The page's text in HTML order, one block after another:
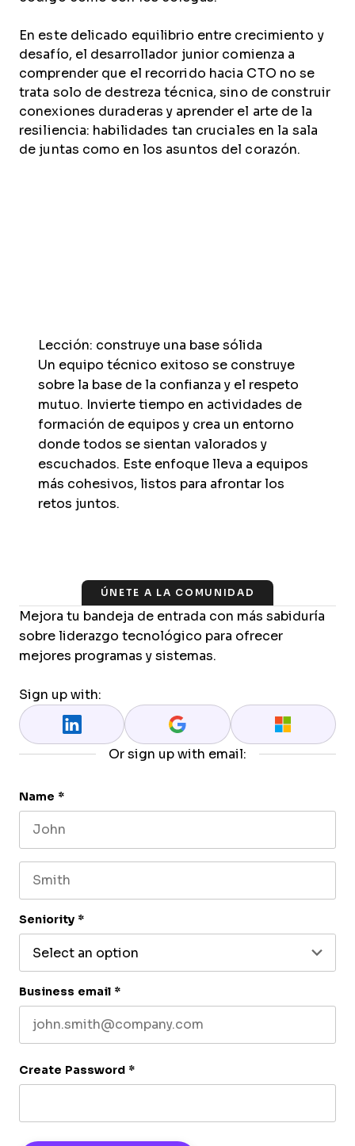
En este delicado equilibrio entre crecimiento y
desafío, el desarrollador junior comienza a
comprender que el recorrido hacia CTO no se
trata solo de destreza técnica, sino de construir
conexiones duraderas y aprender el arte de la
resiliencia: habilidades tan cruciales en la sala
de juntas como en los asuntos del corazón.
Lección: construye una base sólida
Un equipo técnico exitoso se construye
sobre la base de la confianza y el respeto
mutuo. Invierte tiempo en actividades de
formación de equipos y crea un entorno
donde todos se sientan valorados y
escuchados. Este enfoque lleva a equipos
más cohesivos, listos para afrontar los
retos juntos.
ÚNETE A LA COMUNIDAD
Mejora tu bandeja de entrada con más sabiduría
sobre liderazgo tecnológico para ofrecer
mejores programas y sistemas.
Sign up with:
Or sign up with email:
Name *
Seniority *
Business email *
Create Password *